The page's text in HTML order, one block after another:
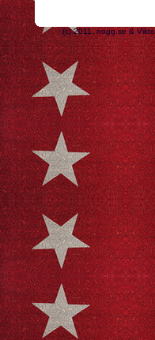
(c) 2011,